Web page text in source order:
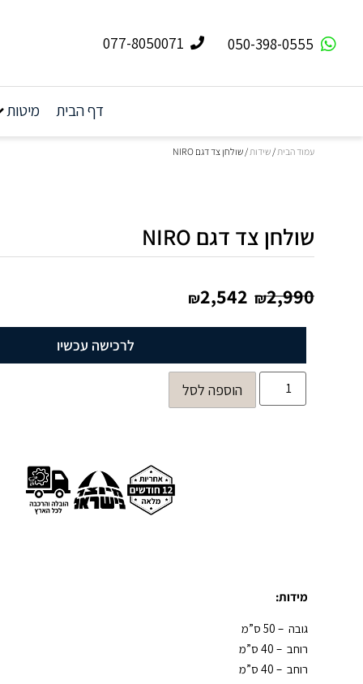
050-398-0555
077-8050071
דף הבית מיטות
עמוד הבית/ שידות/ שולחן צד דגם NIRO
שולחן צד דגם NIRO
₪2,990
₪2,542
לרכישה עכשיו
הוספה לסל
מידות:
גובה – 50 ס”מ
רוחב – 40 ס”מ
רוחב – 40 ס”מ